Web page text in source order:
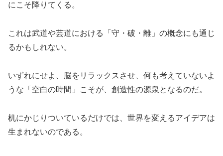
にこそ降りてくる。
これは武道や芸道における「守・破・離」の概念にも通じ
るかもしれない。
いずれにせよ、脳をリラックスさせ、何も考えていないよ
うな「空白の時間」こそが、創造性の源泉となるのだ。
机にかじりついているだけでは、世界を変えるアイデアは
生まれないのである。